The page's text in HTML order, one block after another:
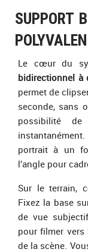
SUPPORT
Le cœur du
bidirectionnel à
permet de
seconde, sans
possibilité
portrait à un
l’angle pour
Sur le terrain,
Fixez la base
de vue
pour filmer vers
de la scène.